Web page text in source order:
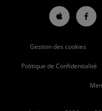
Gestion des cookies
Politique de Confidentialité